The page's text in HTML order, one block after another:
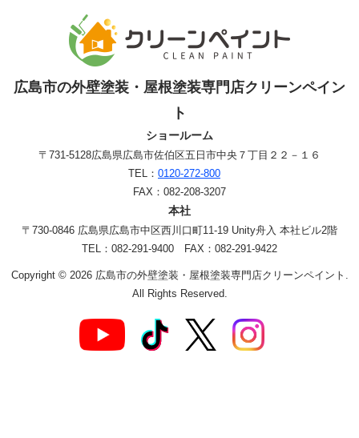
広島市の外壁塗装・屋根塗装専門店クリーンペイン
ト
ショールーム
〒731-5128広島県広島市佐伯区五日市中央７丁目２２－１６
TEL： 0120-272-800
FAX：082-208-3207
本社
〒730-0846 広島県広島市中区西川口町11-19 Unity舟入 本社ビル2階
TEL：082-291-9400 FAX：082-291-9422
Copyright © 2026 広島市の外壁塗装・屋根塗装専門店クリーンペイント.
All Rights Reserved.